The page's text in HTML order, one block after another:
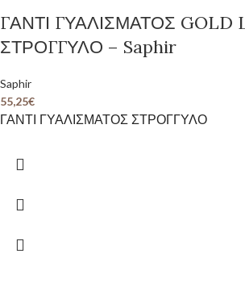
ΓΑΝΤΙ ΓΥΑΛΙΣΜΑΤΟΣ GOLD
ΣΤΡΟΓΓΥΛΟ – Saphir
Saphir
55,25€
ΓΑΝΤΙ ΓΥΑΛΙΣΜΑΤΟΣ ΣΤΡΟΓΓΥΛΟ